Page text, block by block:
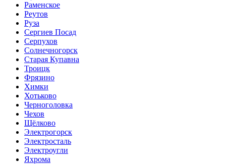
Раменское
Реутов
Руза
Сергиев Посад
Серпухов
Солнечногорск
Старая Купавна
Троицк
Фрязино
Химки
Хотьково
Черноголовка
Чехов
Щёлково
Электрогорск
Электросталь
Электроугли
Яхрома